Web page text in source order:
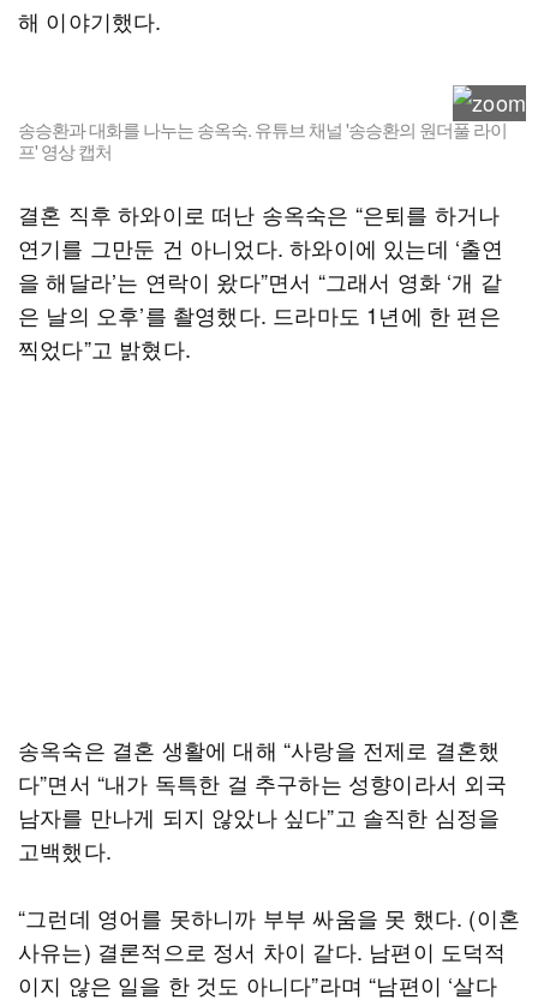
해 이야기했다.
송승환과 대화를 나누는 송옥숙. 유튜브 채널 '송승환의 원더풀 라이
프' 영상 캡처
결혼 직후 하와이로 떠난 송옥숙은 “은퇴를 하거나
연기를 그만둔 건 아니었다. 하와이에 있는데 ‘출연
을 해달라’는 연락이 왔다”면서 “그래서 영화 ‘개 같
은 날의 오후’를 촬영했다. 드라마도 1년에 한 편은
찍었다”고 밝혔다.
송옥숙은 결혼 생활에 대해 “사랑을 전제로 결혼했
다”면서 “내가 독특한 걸 추구하는 성향이라서 외국
남자를 만나게 되지 않았나 싶다”고 솔직한 심정을
고백했다.
“그런데 영어를 못하니까 부부 싸움을 못 했다. (이혼
사유는) 결론적으로 정서 차이 같다. 남편이 도덕적
이지 않은 일을 한 것도 아니다”라며 “남편이 ‘살다